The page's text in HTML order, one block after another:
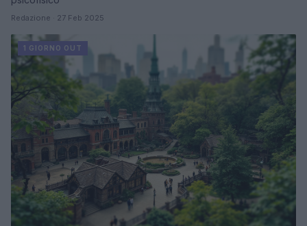
Redazione · 27 Feb 2025
1 GIORNO OUT